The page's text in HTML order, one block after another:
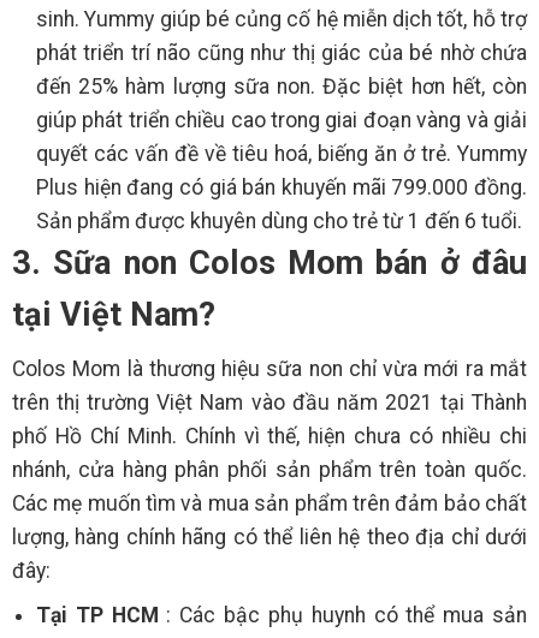
sinh. Yummy giúp bé củng cố hệ miễn dịch tốt, hỗ trợ
phát triển trí não cũng như thị giác của bé nhờ chứa
đến 25% hàm lượng sữa non. Đặc biệt hơn hết, còn
giúp phát triển chiều cao trong giai đoạn vàng và giải
quyết các vấn đề về tiêu hoá, biếng ăn ở trẻ. Yummy
Plus hiện đang có giá bán khuyến mãi 799.000 đồng.
Sản phẩm được khuyên dùng cho trẻ từ 1 đến 6 tuổi.
3. Sữa non Colos Mom bán ở đâu
tại Việt Nam?
Colos Mom là thương hiệu sữa non chỉ vừa mới ra mắt
trên thị trường Việt Nam vào đầu năm 2021 tại Thành
phố Hồ Chí Minh. Chính vì thế, hiện chưa có nhiều chi
nhánh, cửa hàng phân phối sản phẩm trên toàn quốc.
Các mẹ muốn tìm và mua sản phẩm trên đảm bảo chất
lượng, hàng chính hãng có thể liên hệ theo địa chỉ dưới
đây:
Tại TP HCM : Các bậc phụ huynh có thể mua sản